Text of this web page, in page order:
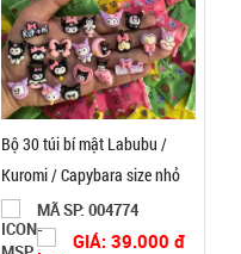
Nồi hấp 2
tầng inox
Soup
Steamer
Bộ 30 túi bí mật Labubu /
Kuromi / Capybara size nhỏ
nằm
MÃ SP: 004774
GIÁ: 39.000 đ